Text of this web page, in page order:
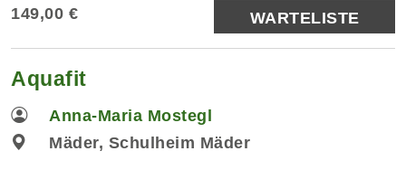
149,00 € WARTELISTE
Aquafit
Anna-Maria Mostegl
Mäder, Schulheim Mäder